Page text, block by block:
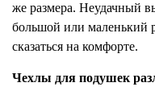
же размера. Неудачный
большой или маленький
сказаться на комфорте.
Чехлы для подушек